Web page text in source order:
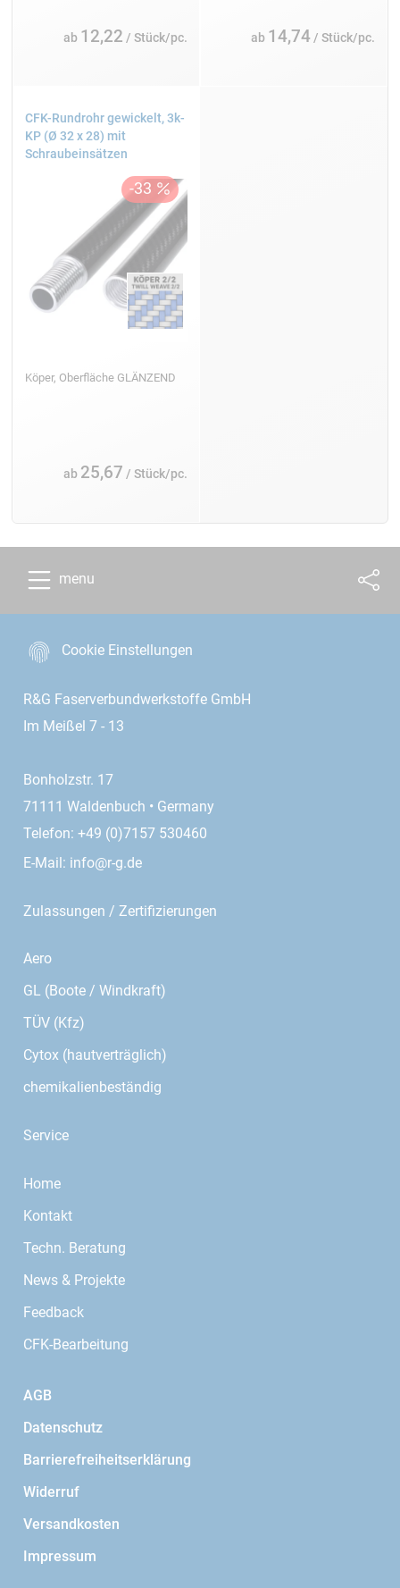
ab 12,22 / Stück/pc. ab 14,74/ Stück/pc.
CFK-Rundrohr gewickelt, 3k-
KP (Ø 32 x 28) mit
Schraubeinsätzen
Köper, Oberfläche GLÄNZEND
ab 25,67 / Stück/pc.
menu
Cookie Einstellungen
R&G Faserverbundwerkstoffe GmbH
Im Meißel 7 - 13
Bonholzstr. 17
71111 Waldenbuch • Germany
Telefon: +49 (0)7157 530460
E-Mail: info@r-g.de
Zulassungen / Zertifizierungen
Aero
GL (Boote / Windkraft)
TÜV (Kfz)
Cytox (hautverträglich)
chemikalienbeständig
Service
Home
Kontakt
Techn. Beratung
News & Projekte
Feedback
CFK-Bearbeitung
AGB
Datenschutz
Barrierefreiheitserklärung
Widerruf
Versandkosten
Impressum